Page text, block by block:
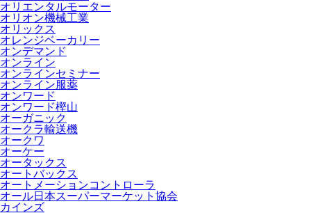
オリエンタルモーター
オリオン機械工業
オリックス
オレンジベーカリー
オンデマンド
オンライン
オンラインセミナー
オンライン服薬
オンワード
オンワード樫山
オーガニック
オークラ輸送機
オークワ
オーケー
オータックス
オートバックス
オートメーションコントローラ
オール日本スーパーマーケット協会
カインズ